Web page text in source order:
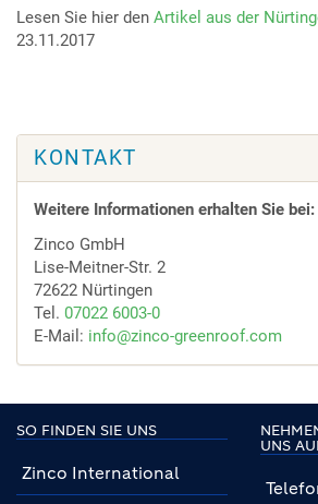
Lesen Sie hier den Artikel aus der
23.11.2017
KONTAKT
Weitere Informationen erhalten Sie bei:
Zinco GmbH
Lise-Meitner-Str. 2
72622 Nürtingen
Tel. 07022 6003-0
E-Mail: info@zinco-greenroof.com
SO FINDEN SIE UNS
Zinco International
UNS